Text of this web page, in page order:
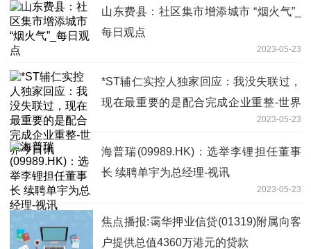
山东费县：社区集市增添城市 “烟火气”_
每日观点
2023-05-23
*ST辅仁实控人独家回应：我没失联过，
现在最重要的是配合完成企业重整-世界
2023-05-23
海普瑞(09989.HK)：选举李锂担任董事
长 续聘单宇为总经理-视讯
2023-05-23
焦点播报:霭华押业信贷(01319)附属向客
户提供总值4360万港元的贷款